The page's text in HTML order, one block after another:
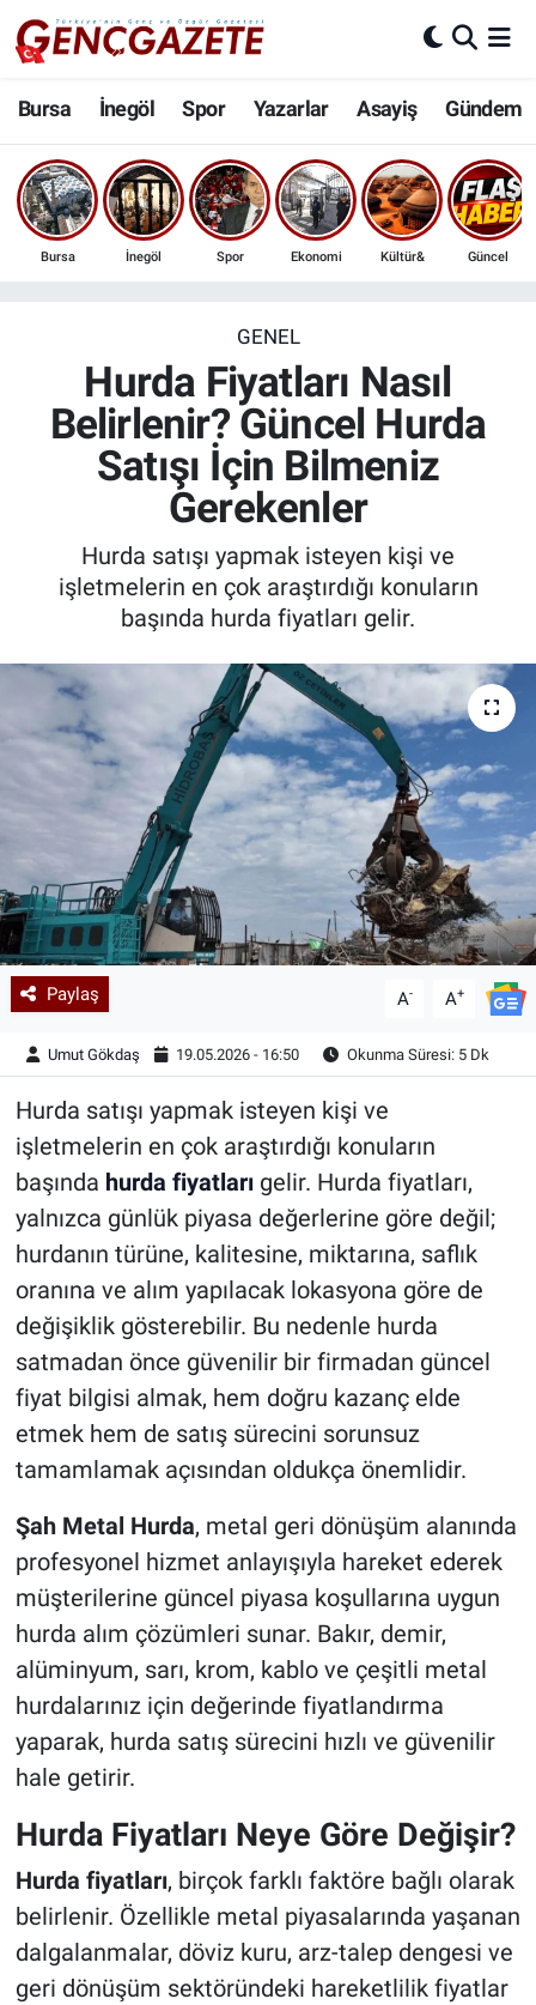
Bursa İnegöl Spor Yazarlar Asayiş Gündem
Bursa İnegöl Spor Ekonomi Kültür& Güncel
GENEL
Hurda Fiyatları Nasıl
Belirlenir? Güncel Hurda
Satışı İçin Bilmeniz
Gerekenler
Hurda satışı yapmak isteyen kişi ve
işletmelerin en çok araştırdığı konuların
başında hurda fiyatları gelir.
Paylaş A- A+
Umut Gökdaş 19.05.2026 - 16:50 Okunma Süresi: 5 Dk
Hurda satışı yapmak isteyen kişi ve
işletmelerin en çok araştırdığı konuların
başında hurda fiyatlarıgelir. Hurda fiyatları,
yalnızca günlük piyasa değerlerine göre değil;
hurdanın türüne, kalitesine, miktarına, saflık
oranına ve alım yapılacak lokasyona göre de
değişiklik gösterebilir. Bu nedenle hurda
satmadan önce güvenilir bir firmadan güncel
fiyat bilgisi almak, hem doğru kazanç elde
etmek hem de satış sürecini sorunsuz
tamamlamak açısından oldukça önemlidir.
Şah Metal Hurda, metal geri dönüşüm alanında
profesyonel hizmet anlayışıyla hareket ederek
müşterilerine güncel piyasa koşullarına uygun
hurda alım çözümleri sunar. Bakır, demir,
alüminyum, sarı, krom, kablo ve çeşitli metal
hurdalarınız için değerinde fiyatlandırma
yaparak, hurda satış sürecini hızlı ve güvenilir
hale getirir.
Hurda Fiyatları Neye Göre Değişir?
Hurda fiyatları, birçok farklı faktöre bağlı olarak
belirlenir. Özellikle metal piyasalarında yaşanan
dalgalanmalar, döviz kuru, arz-talep dengesi ve
geri dönüşüm sektöründeki hareketlilik fiyatlar
Bursa
İnegöl
3.SAYFA
Ekonomi
Güncel
Kadın & Aile
Sağlık
Siyaset
Teknoloji
Yazarlar
Astroloji-Rüya
Nöbetçi Eczaneler
Hava Durumu
Trafik Durumu
Son Dakika Haberleri
Haber Arşivi